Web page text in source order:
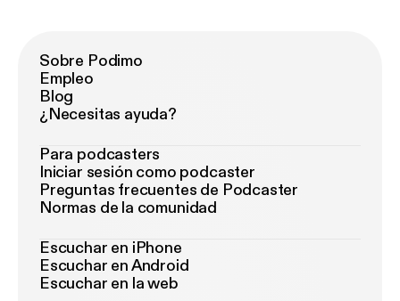
Sobre Podimo
Empleo
Blog
¿Necesitas ayuda?
Para podcasters
Iniciar sesión como podcaster
Preguntas frecuentes de Podcaster
Normas de la comunidad
Escuchar en iPhone
Escuchar en Android
Escuchar en la web